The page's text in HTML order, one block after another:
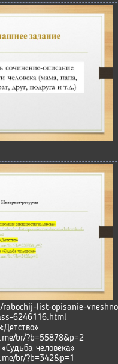
rabochij-list-opisanie-
6246116.html
br/?b=55878&p=2
человека»
br/?b=342&p=1